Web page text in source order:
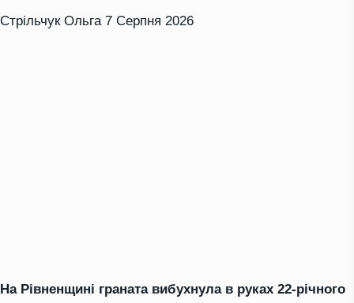
Стрільчук Ольга 7 Серпня 2026
На Рівненщині граната вибухнула в руках 22-річного